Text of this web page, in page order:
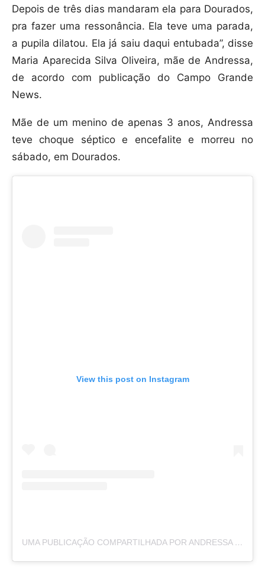
Depois de três dias mandaram ela para Dourados,
pra fazer uma ressonância. Ela teve uma parada,
a pupila dilatou. Ela já saiu daqui entubada”, disse
Maria Aparecida Silva Oliveira, mãe de Andressa,
de acordo com publicação do Campo Grande
News.
Mãe de um menino de apenas 3 anos, Andressa
teve choque séptico e encefalite e morreu no
sábado, em Dourados.
View this post on Instagram
UMA PUBLICAÇÃO COMPARTILHADA POR ANDRESSA SOUZA (@OANDRESSAVITORIA)